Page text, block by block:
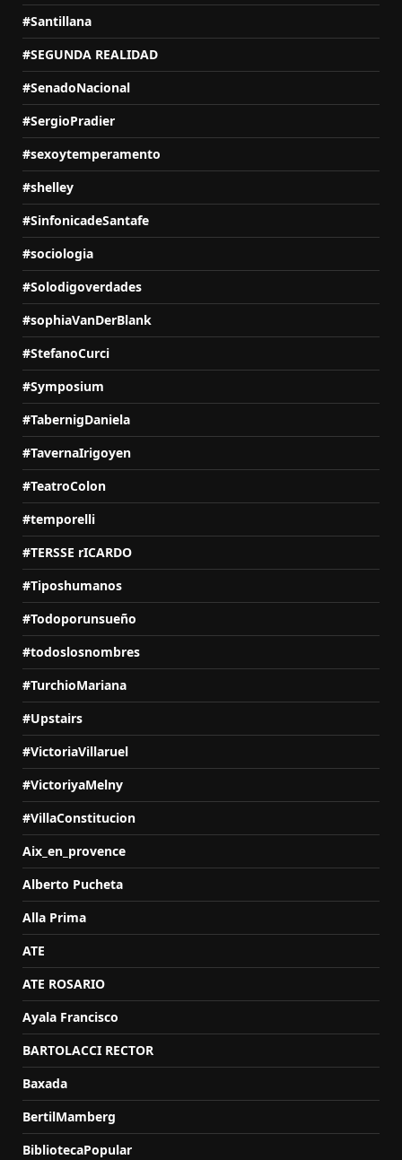
#Santillana
#SEGUNDA REALIDAD
#SenadoNacional
#SergioPradier
#sexoytemperamento
#shelley
#SinfonicadeSantafe
#sociologia
#Solodigoverdades
#sophiaVanDerBlank
#StefanoCurci
#Symposium
#TabernigDaniela
#TavernaIrigoyen
#TeatroColon
#temporelli
#TERSSE rICARDO
#Tiposhumanos
#Todoporunsueño
#todoslosnombres
#TurchioMariana
#Upstairs
#VictoriaVillaruel
#VictoriyaMelny
#VillaConstitucion
Aix_en_provence
Alberto Pucheta
Alla Prima
ATE
ATE ROSARIO
Ayala Francisco
BARTOLACCI RECTOR
Baxada
BertilMamberg
BibliotecaPopular